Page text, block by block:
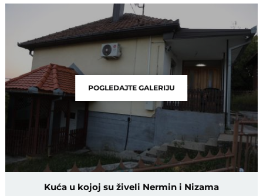
POGLEDAJTE GALERIJU
Kuća u kojoj su živeli Nermin i Nizama